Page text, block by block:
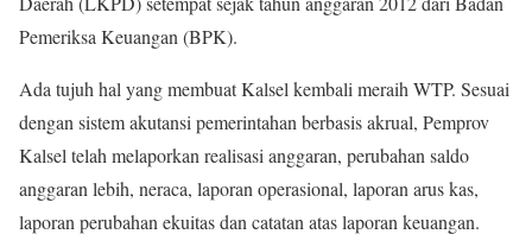
Pemeriksa Keuangan (BPK).
Ada tujuh hal yang membuat Kalsel kembali meraih WTP. Sesuai
dengan sistem akutansi pemerintahan berbasis akrual, Pemprov
Kalsel telah melaporkan realisasi anggaran, perubahan saldo
anggaran lebih, neraca, laporan operasional, laporan arus kas,
laporan perubahan ekuitas dan catatan atas laporan keuangan.